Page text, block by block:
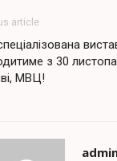
article
з 30
МВЦ!